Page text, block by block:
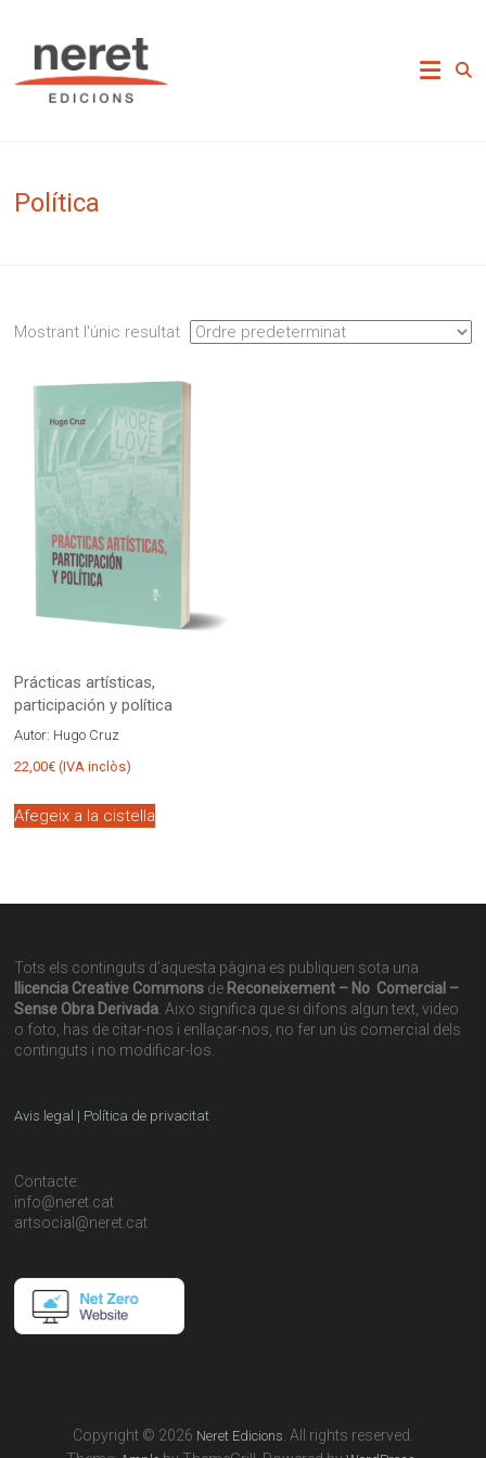
content
Neret Edicions
Política
Mostrant l'únic resultat
Prácticas artísticas,
participación y política
Autor: Hugo Cruz
22,00€ (IVA inclòs)
Afegeix a la cistella
Tots els continguts d’aquesta pàgina es publiquen sota una
llicencia Creative Commons de Reconeixement – No Comercial –
Sense Obra Derivada. Aixo significa que si difons algun text, video
o foto, has de citar-nos i enllaçar-nos, no fer un ús comercial dels
continguts i no modificar-los.
Avis legal | Política de privacitat
Contacte:
info@neret.cat
artsocial@neret.cat
Copyright © 2026 Neret Edicions . All rights reserved.